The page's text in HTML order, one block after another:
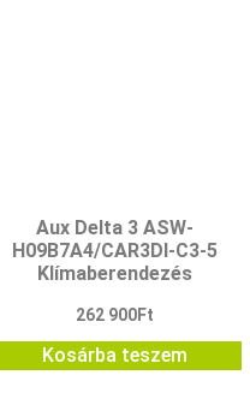
Aux Delta 3 ASW-
H09B7A4/CAR3DI-C3-5
Klímaberendezés
262 900Ft
Kosárba teszem